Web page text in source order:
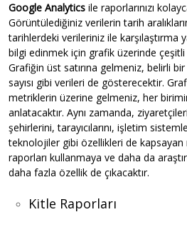
Google Analytics ile raporlarınızı
Görüntülediğiniz verilerin tarih
tarihlerdeki verileriniz ile karşılaştırma
bilgi edinmek için grafik üzerinde
Grafiğin üst satırına gelmeniz, belirli
sayısı gibi verileri de gösterecektir.
metriklerin üzerine gelmeniz, her
anlatacaktır. Aynı zamanda,
şehirlerini, tarayıcılarını, işletim
teknolojiler gibi özellikleri de kapsayan
raporları kullanmaya ve daha da
daha fazla özellik de çıkacaktır.
Kitle Raporları